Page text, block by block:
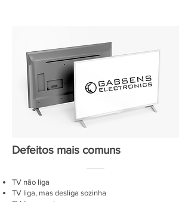
Defeitos mais comuns
TV não liga
TV liga, mas desliga sozinha